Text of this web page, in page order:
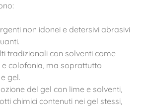
non idonei e detersivi abrasivi
tradizionali con solventi come
colofonia, ma soprattutto
gel.
del gel con lime e solventi,
chimici contenuti nei gel stessi,